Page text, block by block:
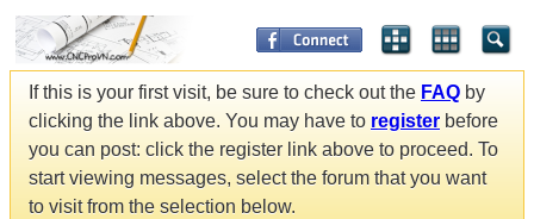
If this is your first visit, be sure to check out the FAQ by
clicking the link above. You may have to register before
you can post: click the register link above to proceed. To
start viewing messages, select the forum that you want
to visit from the selection below.